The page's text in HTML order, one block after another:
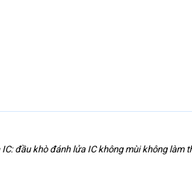
đầu khò đánh lửa IC không mùi không làm